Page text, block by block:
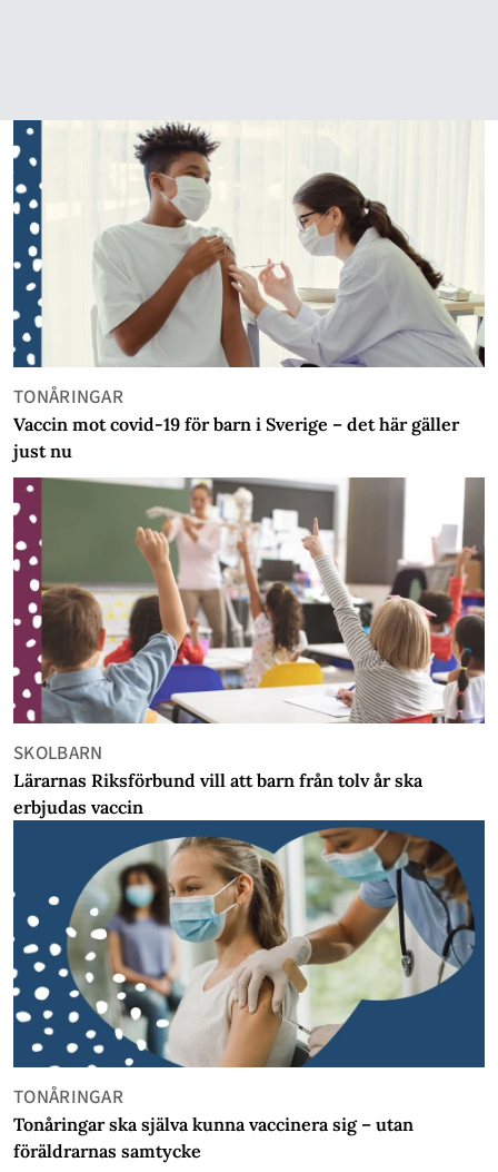
TONÅRINGAR
Vaccin mot covid-19 för barn i Sverige – det här gäller
just nu
SKOLBARN
Lärarnas Riksförbund vill att barn från tolv år ska
erbjudas vaccin
TONÅRINGAR
Tonåringar ska själva kunna vaccinera sig – utan
föräldrarnas samtycke